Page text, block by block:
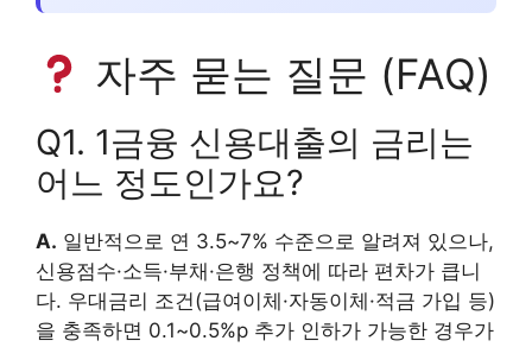
자주 묻는 질문 (FAQ)
Q1. 1금융 신용대출의 금리는
어느 정도인가요?
A. 일반적으로 연 3.5~7% 수준으로 알려져 있으나,
신용점수·소득·부채·은행 정책에 따라 편차가 큽니
다. 우대금리 조건(급여이체·자동이체·적금 가입 등)
을 충족하면 0.1~0.5%p 추가 인하가 가능한 경우가